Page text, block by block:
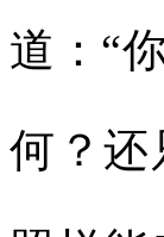
道：“
何？还